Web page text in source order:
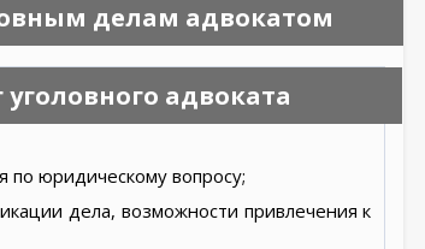
делам адвокатом
адвоката
по юридическому вопросу;
дела, возможности привлечения к